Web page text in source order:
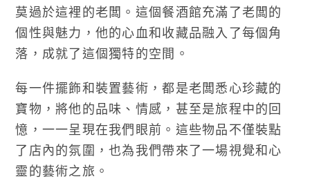
莫過於這裡的老闆。這個餐酒館充滿了老闆的
個性與魅力，他的心血和收藏品融入了每個角
落，成就了這個獨特的空間。
每一件擺飾和裝置藝術，都是老闆悉心珍藏的
寶物，將他的品味、情感，甚至是旅程中的回
憶，一一呈現在我們眼前。這些物品不僅裝點
了店內的氛圍，也為我們帶來了一場視覺和心
靈的藝術之旅。